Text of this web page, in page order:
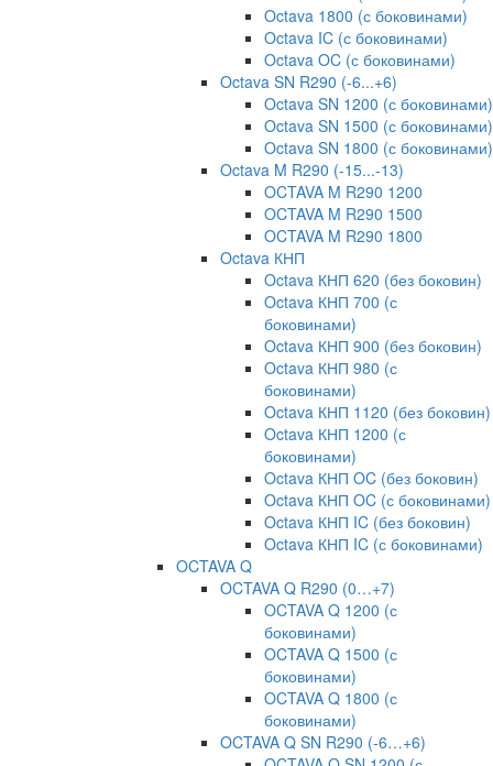
Octava 1800 (с боковинами)
Octava IC (с боковинами)
Octava OC (с боковинами)
Octava SN R290 (-6...+6)
Octava SN 1200 (с боковинами)
Octava SN 1500 (с боковинами)
Octava SN 1800 (с боковинами)
Octava M R290 (-15...-13)
OCTAVA M R290 1200
OCTAVA M R290 1500
OCTAVA M R290 1800
Octava КНП
Octava КНП 620 (без боковин)
Octava КНП 700 (с
боковинами)
Octava КНП 900 (без боковин)
Octava КНП 980 (с
боковинами)
Octava КНП 1120 (без боковин)
Octava КНП 1200 (с
боковинами)
Octava КНП OC (без боковин)
Octava КНП OC (с боковинами)
Octava КНП IC (без боковин)
Octava КНП IC (с боковинами)
OCTAVA Q
OCTAVA Q R290 (0…+7)
OCTAVA Q 1200 (с
боковинами)
OCTAVA Q 1500 (с
боковинами)
OCTAVA Q 1800 (с
боковинами)
OCTAVA Q SN R290 (-6…+6)